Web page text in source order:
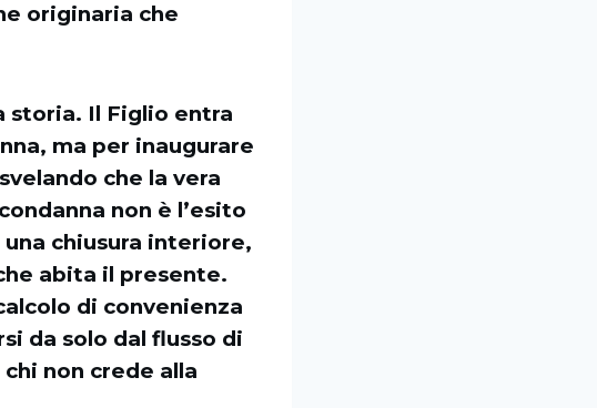
originaria che
storia. Il Figlio entra
ma per inaugurare
che la vera
non è l’esito
chiusura interiore,
abita il presente.
di convenienza
da solo dal flusso di
non crede alla